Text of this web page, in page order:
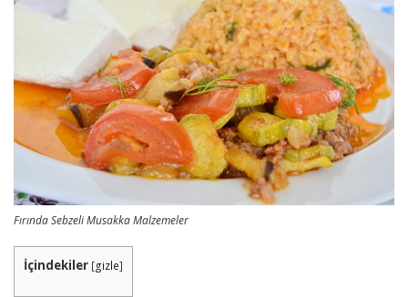
Fırında Sebzeli Musakka Malzemeler
İçindekiler [gizle]